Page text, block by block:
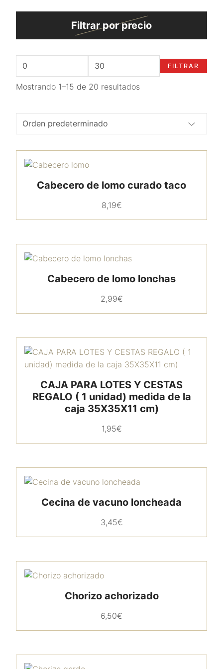
Mostrando 1–15 de 20 resultados
Cabecero de lomo curado taco
8,19€
Cabecero de lomo lonchas
2,99€
CAJA PARA LOTES Y CESTAS
REGALO ( 1 unidad) medida de la
caja 35X35X11 cm)
1,95€
Cecina de vacuno loncheada
3,45€
Chorizo achorizado
6,50€
Filtrar por precio
FILTRAR